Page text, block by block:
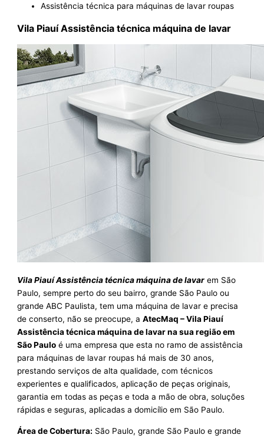
Assistência técnica para máquinas de lavar roupas
Vila Piauí Assistência técnica máquina de lavar
Vila Piauí Assistência técnica máquina de lavar em São
Paulo, sempre perto do seu bairro, grande São Paulo ou
grande ABC Paulista, tem uma máquina de lavar e precisa
de conserto, não se preocupe, aAtecMaq – Vila Piauí
Assistência técnica máquina de lavar na sua região em
São Paulo é uma empresa que esta no ramo de assistência
para máquinas de lavar roupas há mais de 30 anos,
prestando serviços de alta qualidade, com técnicos
experientes e qualificados, aplicação de peças originais,
garantia em todas as peças e toda a mão de obra, soluções
rápidas e seguras, aplicadas a domicílio em São Paulo.
Área de Cobertura: São Paulo, grande São Paulo e grande